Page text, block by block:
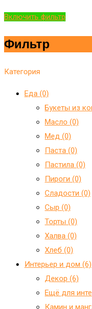
Включить фильтр
Фильтр
Категория
Еда (0)
Букеты из
Масло (0)
Мед (0)
Паста (0)
Пастила (0)
Пироги (0)
Сладости (0)
Сыр (0)
Торты (0)
Халва (0)
Хлеб (0)
Интерьер и дом (6)
Декор (6)
Ещё для
Камин и